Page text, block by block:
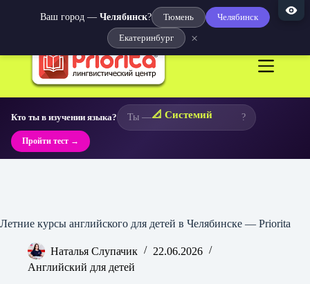
Кто ты в изучении языка? Ты —📐 Системий ?
Пройти тест →
Летние курсы английского для детей в Челябинске — Priorita
Наталья Слупачик
22.06.2026
Английский для детей
Ваш город — Челябинск? Тюмень
Челябинск
Екатеринбург
×